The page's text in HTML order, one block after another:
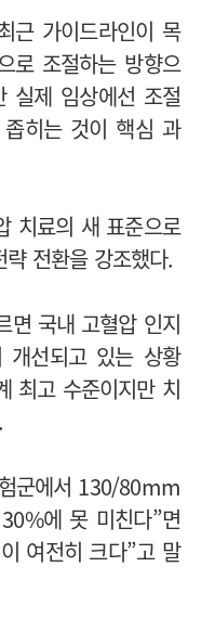
근 가이드라인이 목
로 조절하는 방향으
실제 임상에선 조절
히는 것이 핵심 과
치료의 새 표준으로
전환을 강조했다.
면 국내 고혈압 인지
개선되고 있는 상황
최고 수준이지만 치
군에서 130/80mm
에 못 미친다”면
여전히 크다”고 말